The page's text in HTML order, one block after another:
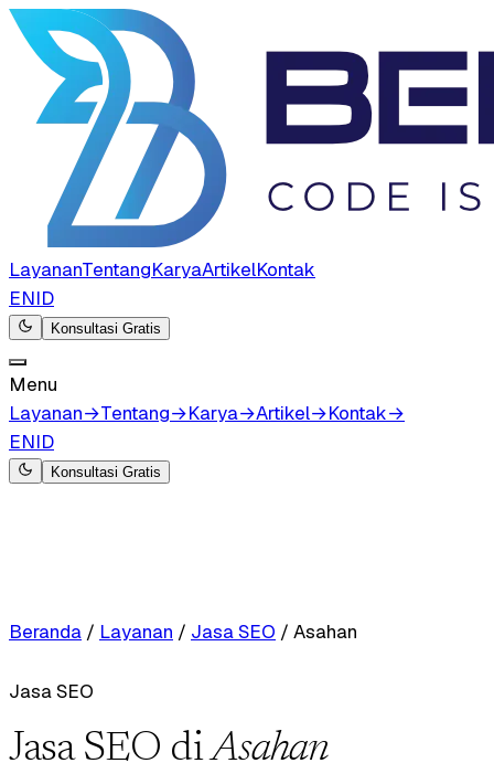
LayananTentangKaryaArtikelKontak
ENID
Konsultasi Gratis
Menu
Layanan→Tentang→Karya→Artikel→Kontak→
ENID
Konsultasi Gratis
Beranda / Layanan / Jasa SEO / Asahan
Jasa SEO
Jasa SEO diAsahan